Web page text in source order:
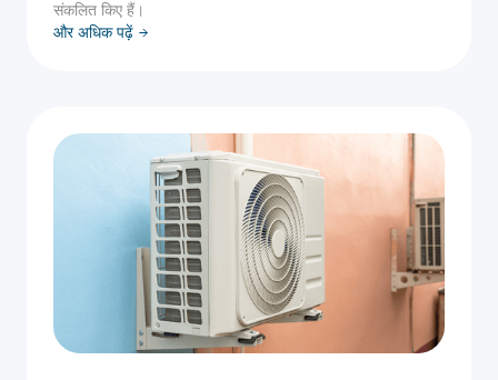
संकलित किए हैं।
और अधिक पढ़ें